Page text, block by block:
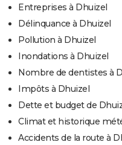
Entreprises à Dhuizel
Délinquance à Dhuizel
Pollution à Dhuizel
Inondations à Dhuizel
Nombre de dentistes à
Impôts à Dhuizel
Dette et budget de
Climat et historique
Accidents de la route à